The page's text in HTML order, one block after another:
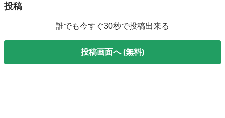
投稿
誰でも今すぐ30秒で投稿出来る
投稿画面へ (無料)